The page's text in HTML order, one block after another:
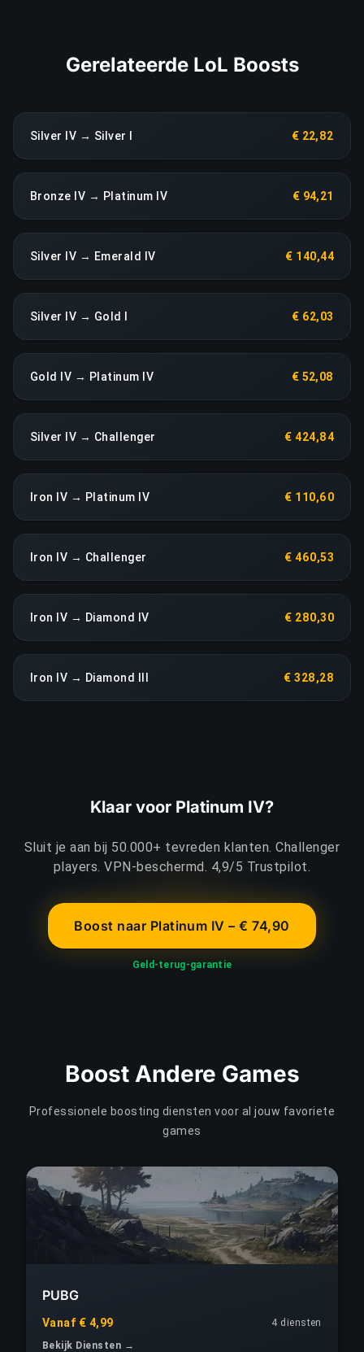
Gerelateerde LoL Boosts
Silver IV → Silver I € 22,82
Bronze IV → Platinum IV € 94,21
Silver IV → Emerald IV € 140,44
Silver IV → Gold I € 62,03
Gold IV → Platinum IV € 52,08
Silver IV → Challenger € 424,84
Iron IV → Platinum IV € 110,60
Iron IV → Challenger € 460,53
Iron IV → Diamond IV € 280,30
Iron IV → Diamond III € 328,28
Klaar voor Platinum IV?
Sluit je aan bij 50.000+ tevreden klanten. Challenger
players. VPN-beschermd. 4,9/5 Trustpilot.
Boost naar Platinum IV – € 74,90
Geld-terug-garantie
Boost Andere Games
Professionele boosting diensten voor al jouw favoriete
games
PUBG
Vanaf € 4,99
4 diensten
Bekijk Diensten →